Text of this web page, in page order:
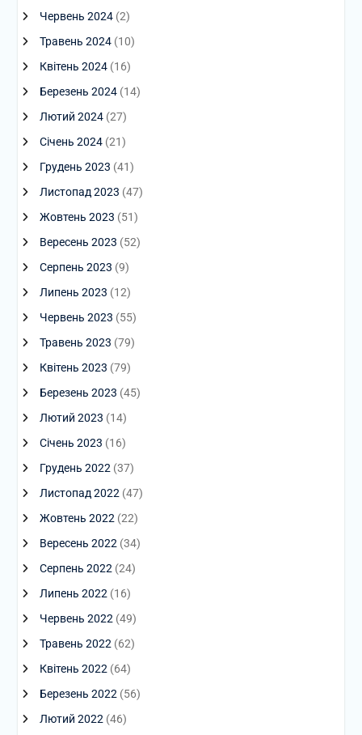
Червень 2024(2)
Травень 2024(10)
Квітень 2024(16)
Березень 2024(14)
Лютий 2024(27)
Січень 2024(21)
Грудень 2023 (41)
Листопад 2023 (47)
Жовтень 2023 (51)
Вересень 2023 (52)
Серпень 2023 (9)
Липень 2023 (12)
Червень 2023 (55)
Травень 2023 (79)
Квітень 2023 (79)
Березень 2023 (45)
Лютий 2023 (14)
Січень 2023 (16)
Грудень 2022 (37)
Листопад 2022 (47)
Жовтень 2022 (22)
Вересень 2022 (34)
Серпень 2022 (24)
Липень 2022 (16)
Червень 2022 (49)
Травень 2022 (62)
Квітень 2022 (64)
Березень 2022 (56)
Лютий 2022 (46)